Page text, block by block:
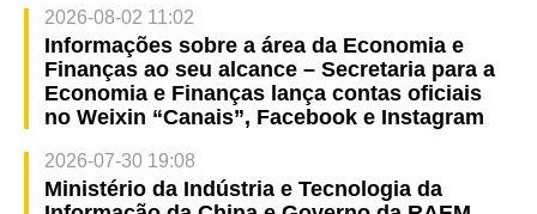
2026-08-02 11:02
Informações sobre a área da Economia e
Finanças ao seu alcance – Secretaria para a
Economia e Finanças lança contas oficiais
no Weixin “Canais”, Facebook e Instagram
2026-07-30 19:08
Ministério da Indústria e Tecnologia da